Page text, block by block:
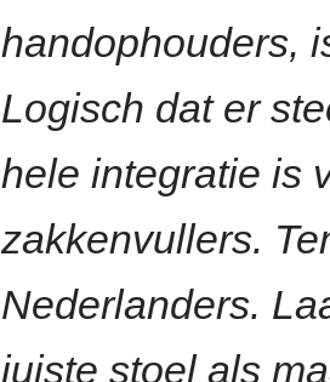
handophouders,
Logisch dat er
hele integratie is
zakkenvullers.
Nederlanders.
juiste stoel als